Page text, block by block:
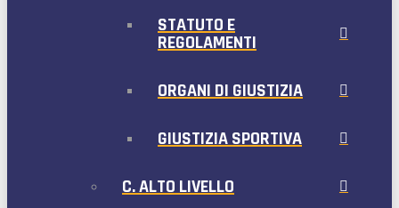
STATUTO E
REGOLAMENTI
ORGANI DI GIUSTIZIA
GIUSTIZIA SPORTIVA
C. ALTO LIVELLO